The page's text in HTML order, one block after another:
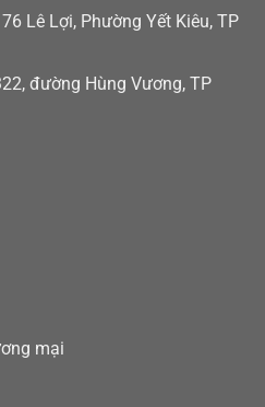
Lê Lợi, Phường Yết Kiêu, TP
đường Hùng Vương, TP
mại